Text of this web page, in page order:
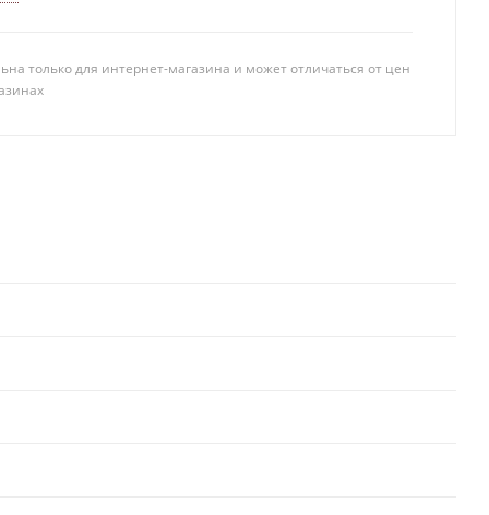
только для интернет-магазина и может отличаться от цен